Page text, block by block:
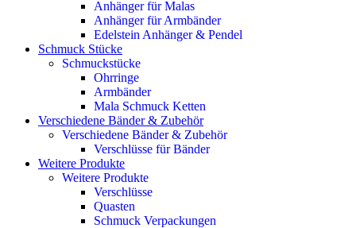
Anhänger für Malas
Anhänger für Armbänder
Edelstein Anhänger & Pendel
Schmuck Stücke
Schmuckstücke
Ohrringe
Armbänder
Mala Schmuck Ketten
Verschiedene Bänder & Zubehör
Verschiedene Bänder & Zubehör
Verschlüsse für Bänder
Weitere Produkte
Weitere Produkte
Verschlüsse
Quasten
Schmuck Verpackungen